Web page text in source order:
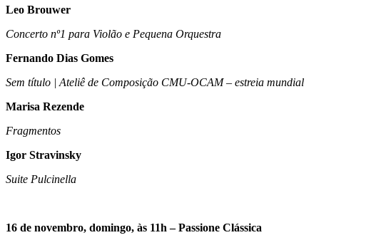
Leo Brouwer
Concerto nº1 para Violão e Pequena Orquestra
Fernando Dias Gomes
Sem título | Ateliê de Composição CMU-OCAM – estreia mundial
Marisa Rezende
Fragmentos
Igor Stravinsky
Suite Pulcinella
16 de novembro, domingo, às 11h – Passione Clássica